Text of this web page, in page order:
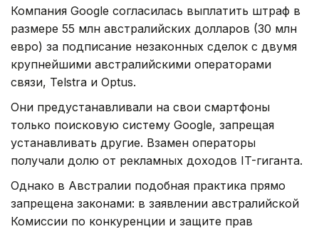
Компания Google согласилась выплатить штраф в
размере 55 млн австралийских долларов (30 млн
евро) за подписание незаконных сделок с двумя
крупнейшими австралийскими операторами
связи, Telstra и Optus.
Они предустанавливали на свои смартфоны
только поисковую систему Google, запрещая
устанавливать другие. Взамен операторы
получали долю от рекламных доходов IT-гиганта.
Однако в Австралии подобная практика прямо
запрещена законами: в заявлении австралийской
Комиссии по конкуренции и защите прав